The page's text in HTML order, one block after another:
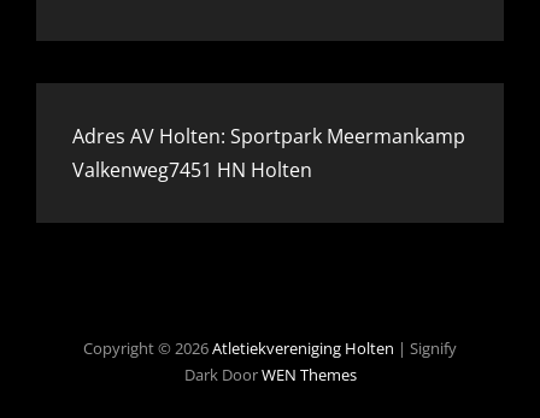
Adres AV Holten: Sportpark Meermankamp
Valkenweg7451 HN Holten
Copyright © 2026Atletiekvereniging Holten | Signify
Dark DoorWEN Themes